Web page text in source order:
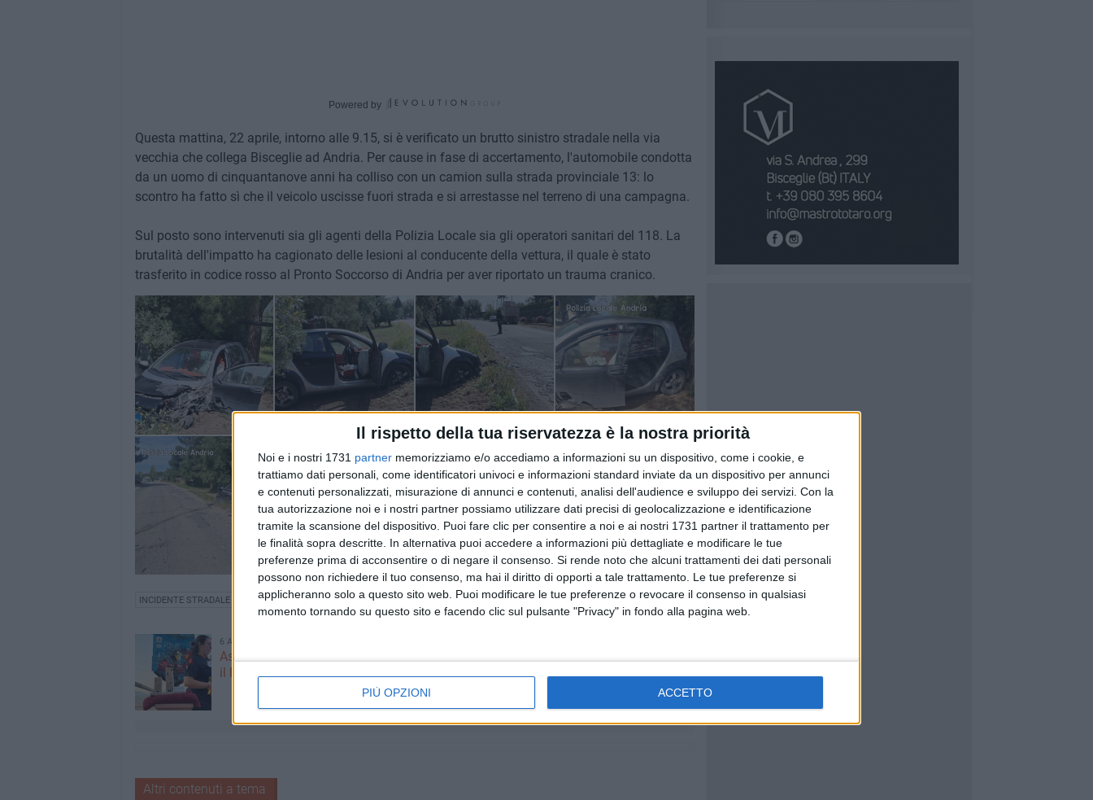
Il rispetto della tua riservatezza è la nostra priorità
Noi e i nostri 1731 partner memorizziamo e/o accediamo a informazioni su un dispositivo, come i cookie, e
trattiamo dati personali, come identificatori univoci e informazioni standard inviate da un dispositivo per annunci
e contenuti personalizzati, misurazione di annunci e contenuti, analisi dell'audience e sviluppo dei servizi. Con la
tua autorizzazione noi e i nostri partner possiamo utilizzare dati precisi di geolocalizzazione e identificazione
tramite la scansione del dispositivo. Puoi fare clic per consentire a noi e ai nostri 1731 partner il trattamento per
le finalità sopra descritte. In alternativa puoi accedere a informazioni più dettagliate e modificare le tue
preferenze prima di acconsentire o di negare il consenso. Si rende noto che alcuni trattamenti dei dati personali
possono non richiedere il tuo consenso, ma hai il diritto di opporti a tale trattamento. Le tue preferenze si
applicheranno solo a questo sito web. Puoi modificare le tue preferenze o revocare il consenso in qualsiasi
momento tornando su questo sito e facendo clic sul pulsante "Privacy" in fondo alla pagina web.
PIÙ OPZIONI ACCETTO
Powered by
Questa mattina, 22 aprile, intorno alle 9.15, si è verificato un brutto sinistro stradale nella via
vecchia che collega Bisceglie ad Andria. Per cause in fase di accertamento, l'automobile condotta
da un uomo di cinquantanove anni ha colliso con un camion sulla strada provinciale 13: lo
scontro ha fatto sì che il veicolo uscisse fuori strada e si arrestasse nel terreno di una campagna.
Sul posto sono intervenuti sia gli agenti della Polizia Locale sia gli operatori sanitari del 118. La
brutalità dell'impatto ha cagionato delle lesioni al conducente della vettura, il quale è stato
trasferito in codice rosso al Pronto Soccorso di Andria per aver riportato un trauma cranico.
INCIDENTE STRADALE
6 AGOSTO 2026
Aspettando il Palio della Quercia:
il Fantapalio
Bandiera Bianca e valori nella
Altri contenuti a tema